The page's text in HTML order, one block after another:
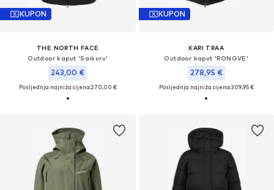
KUPON
THE NORTH FACE
Outdoor kaput 'Saikuru'
243,00 €
Posljednja najniža cijena:270,00 €
KUPON
KARI TRAA
Outdoor kaput 'RONGVE'
278,95 €
Posljednja najniža cijena:309,95 €